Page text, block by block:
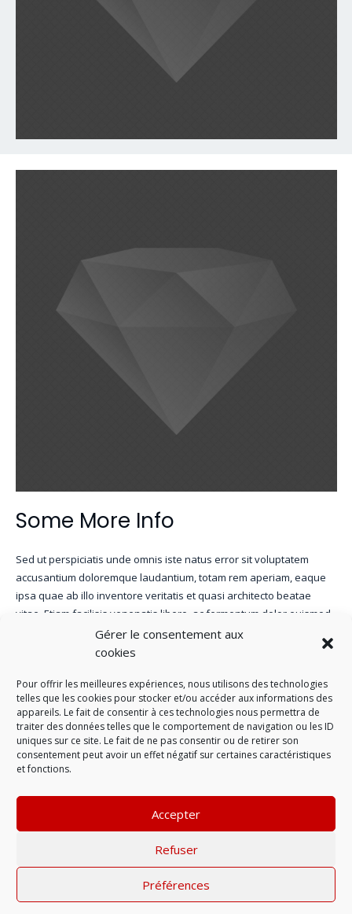
Gérer le consentement aux
cookies
Pour offrir les meilleures expériences, nous utilisons des technologies
telles que les cookies pour stocker et/ou accéder aux informations des
appareils. Le fait de consentir à ces technologies nous permettra de
traiter des données telles que le comportement de navigation ou les ID
uniques sur ce site. Le fait de ne pas consentir ou de retirer son
consentement peut avoir un effet négatif sur certaines caractéristiques
et fonctions.
Accepter
Refuser
Préférences
Some More Info
Sed ut perspiciatis unde omnis iste natus error sit voluptatem
accusantium doloremque laudantium, totam rem aperiam, eaque
ipsa quae ab illo inventore veritatis et quasi architecto beatae
vitae. Etiam facilisis venenatis libero, ac fermentum dolor euismod
in. Phasellus placerat egestas varius.
Nemo enim ipsam voluptatem quia voluptas sit aspernatur aut odit
aut fugit, sed quia consequuntur magni dolores eos qui ratione
voluptatem sequi nesciunt. Neque porro quisquam est, qui
dolorem ipsum quia dolor sit amet, consectetur, adipisci velit.
VIEW PROJECT IN DEPTH
Single Project – 2/3 Image Single Project – 2/3 Video
Mentions légales| © 2022 |Politique de